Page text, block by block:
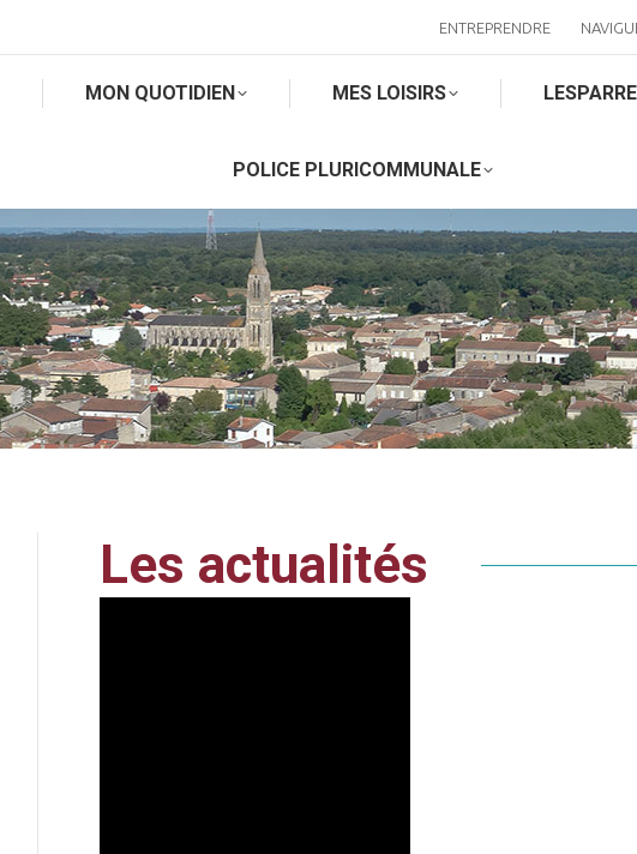
ENTREPRENDRE
MON QUOTIDIEN MES LOISIRS
POLICE PLURICOMMUNALE
Les actualités